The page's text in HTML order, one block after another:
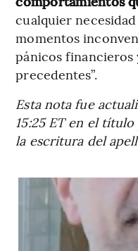
cualquier
momentos
pánicos financieros
precedentes”.
Esta nota fue
15:25 ET en el
la escritura del